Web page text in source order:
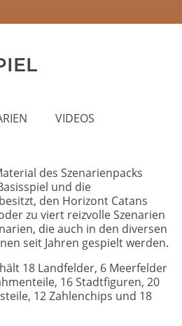
VIDEOS
des Szenarienpacks
und die
den Horizont Catans
zu viert reizvolle Szenarien
die auch in den diversen
seit Jahren gespielt werden.
18 Landfelder, 6 Meerfelder
16 Stadtfiguren, 20
12 Zahlenchips und 18